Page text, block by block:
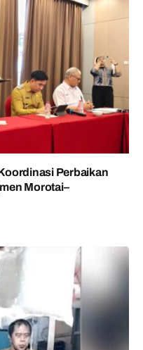
Perbaikan
Morotai–